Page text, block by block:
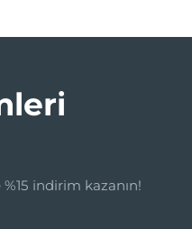
indirim kazanın!